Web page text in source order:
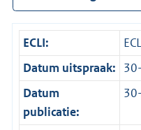
ECLI:
Datum uitspraak:
Datum
publicatie: